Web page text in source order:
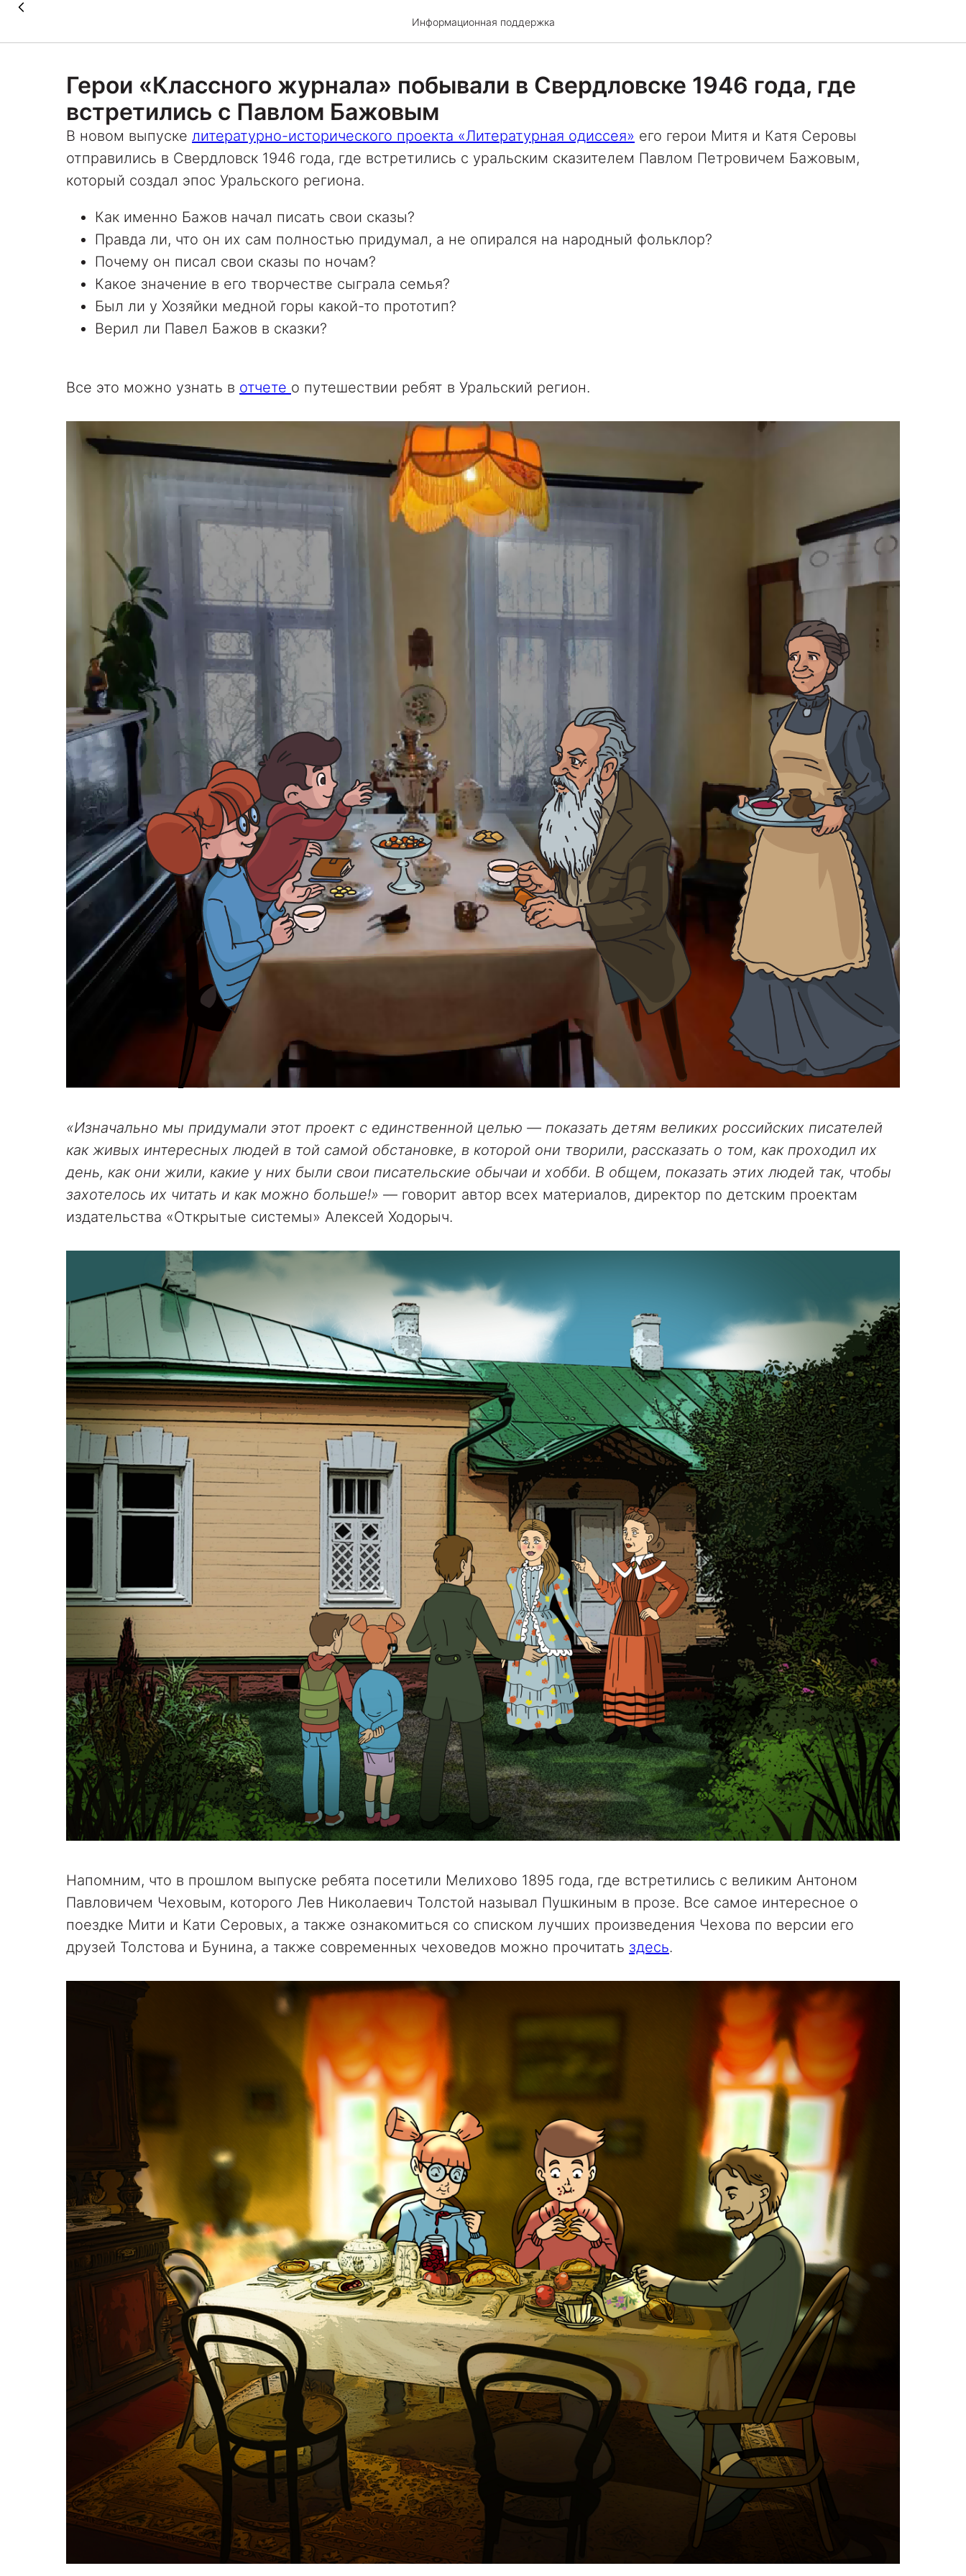
Информационная поддержка
Герои «Классного журнала» побывали в Свердловске 1946 года, где
встретились с Павлом Бажовым
В новом выпуске литературно-исторического проекта «Литературная одиссея» его герои Митя и Катя Серовы
отправились в Свердловск 1946 года, где встретились с уральским сказителем Павлом Петровичем Бажовым,
который создал эпос Уральского региона.
Как именно Бажов начал писать свои сказы?
Правда ли, что он их сам полностью придумал, а не опирался на народный фольклор?
Почему он писал свои сказы по ночам?
Какое значение в его творчестве сыграла семья?
Был ли у Хозяйки медной горы какой-то прототип?
Верил ли Павел Бажов в сказки?
Все это можно узнать в отчете о путешествии ребят в Уральский регион.
«Изначально мы придумали этот проект с единственной целью — показать детям великих российских писателей
как живых интересных людей в той самой обстановке, в которой они творили, рассказать о том, как проходил их
день, как они жили, какие у них были свои писательские обычаи и хобби. В общем, показать этих людей так, чтобы
захотелось их читать и как можно больше!» — говорит автор всех материалов, директор по детским проектам
издательства «Открытые системы» Алексей Ходорыч.
Напомним, что в прошлом выпуске ребята посетили Мелихово 1895 года, где встретились с великим Антоном
Павловичем Чеховым, которого Лев Николаевич Толстой называл Пушкиным в прозе. Все самое интересное о
поездке Мити и Кати Серовых, а также ознакомиться со списком лучших произведения Чехова по версии его
друзей Толстова и Бунина, а также современных чеховедов можно прочитать здесь.